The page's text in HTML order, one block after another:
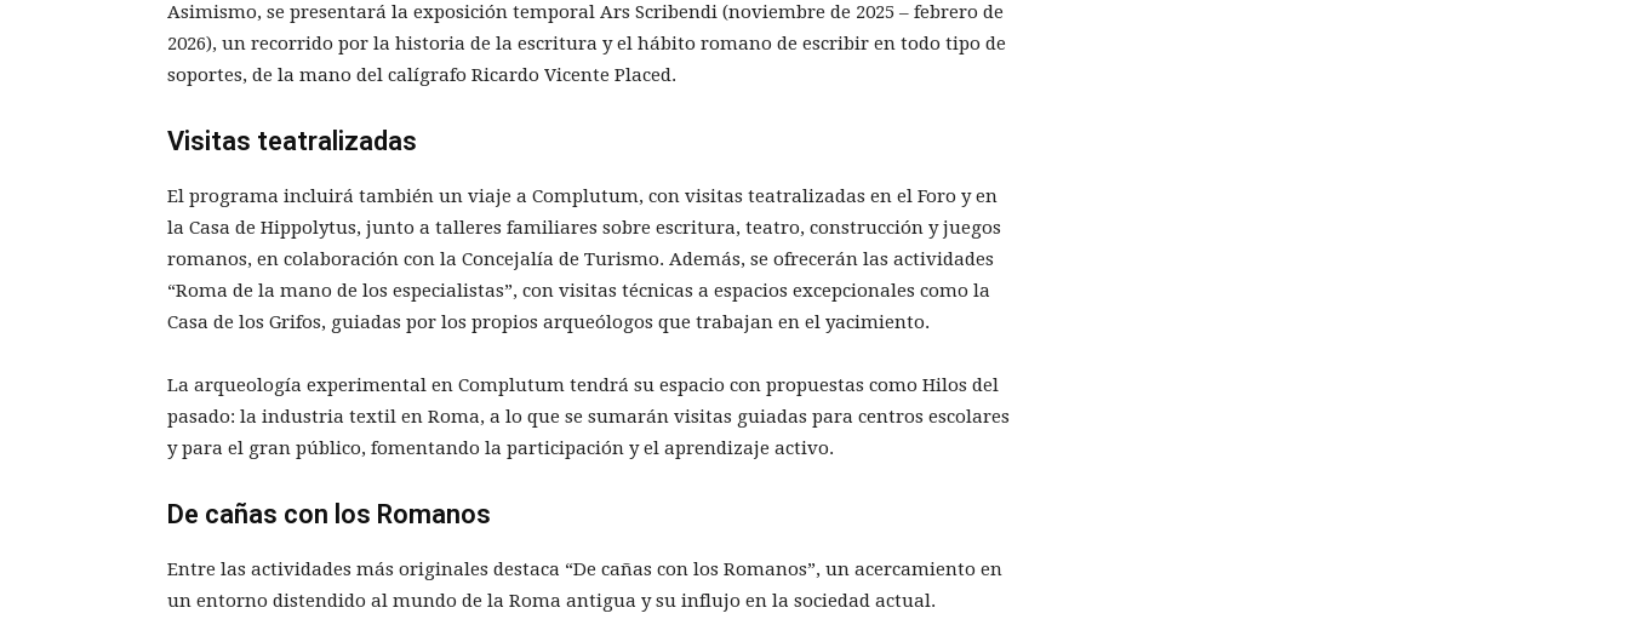
Asimismo, se presentará la exposición temporal Ars Scribendi (noviembre de 2025 – febrero de
2026), un recorrido por la historia de la escritura y el hábito romano de escribir en todo tipo de
soportes, de la mano del calígrafo Ricardo Vicente Placed.
Visitas teatralizadas
El programa incluirá también un viaje a Complutum, con visitas teatralizadas en el Foro y en
la Casa de Hippolytus, junto a talleres familiares sobre escritura, teatro, construcción y juegos
romanos, en colaboración con la Concejalía de Turismo. Además, se ofrecerán las actividades
“Roma de la mano de los especialistas”, con visitas técnicas a espacios excepcionales como la
Casa de los Grifos, guiadas por los propios arqueólogos que trabajan en el yacimiento.
La arqueología experimental en Complutum tendrá su espacio con propuestas como Hilos del
pasado: la industria textil en Roma, a lo que se sumarán visitas guiadas para centros escolares
y para el gran público, fomentando la participación y el aprendizaje activo.
De cañas con los Romanos
Entre las actividades más originales destaca “De cañas con los Romanos”, un acercamiento en
un entorno distendido al mundo de la Roma antigua y su influjo en la sociedad actual.